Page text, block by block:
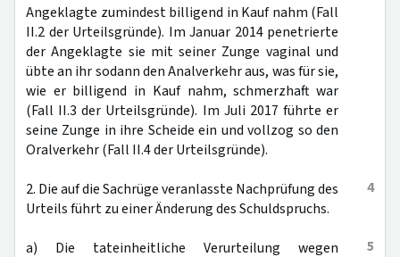
Angeklagte zumindest billigend in Kauf nahm (Fall
II.2 der Urteilsgründe). Im Januar 2014 penetrierte
der Angeklagte sie mit seiner Zunge vaginal und
übte an ihr sodann den Analverkehr aus, was für sie,
wie er billigend in Kauf nahm, schmerzhaft war
(Fall II.3 der Urteilsgründe). Im Juli 2017 führte er
seine Zunge in ihre Scheide ein und vollzog so den
Oralverkehr (Fall II.4 der Urteilsgründe).
4
2. Die auf die Sachrüge veranlasste Nachprüfung des
Urteils führt zu einer Änderung des Schuldspruchs.
5
a) Die tateinheitliche Verurteilung wegen